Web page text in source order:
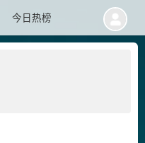
今日热榜